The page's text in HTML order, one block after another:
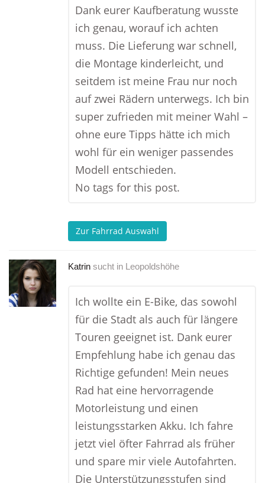
Dank eurer Kaufberatung wusste
ich genau, worauf ich achten
muss. Die Lieferung war schnell,
die Montage kinderleicht, und
seitdem ist meine Frau nur noch
auf zwei Rädern unterwegs. Ich bin
super zufrieden mit meiner Wahl –
ohne eure Tipps hätte ich mich
wohl für ein weniger passendes
Modell entschieden.
No tags for this post.
Zur Fahrrad Auswahl
Katrin sucht in Leopoldshöhe
Ich wollte ein E-Bike, das sowohl
für die Stadt als auch für längere
Touren geeignet ist. Dank eurer
Empfehlung habe ich genau das
Richtige gefunden! Mein neues
Rad hat eine hervorragende
Motorleistung und einen
leistungsstarken Akku. Ich fahre
jetzt viel öfter Fahrrad als früher
und spare mir viele Autofahrten.
Die Unterstützungsstufen sind